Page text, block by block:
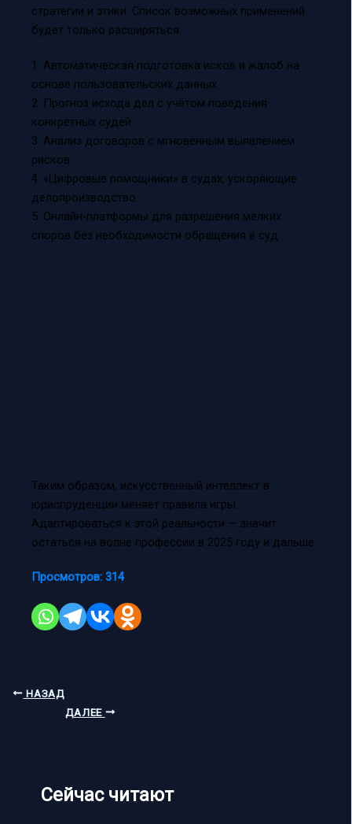
стратегии и этики. Список возможных применений
будет только расширяться:
1. Автоматическая подготовка исков и жалоб на
основе пользовательских данных.
2. Прогноз исхода дел с учётом поведения
конкретных судей.
3. Анализ договоров с мгновенным выявлением
рисков.
4. «Цифровые помощники» в судах, ускоряющие
делопроизводство.
5. Онлайн-платформы для разрешения мелких
споров без необходимости обращения в суд.
Таким образом, искусственный интеллект в
юриспруденции меняет правила игры.
Адаптироваться к этой реальности — значит
остаться на волне профессии в 2025 году и дальше.
Просмотров: 314
НАЗАД
ДАЛЕЕ
Сейчас читают